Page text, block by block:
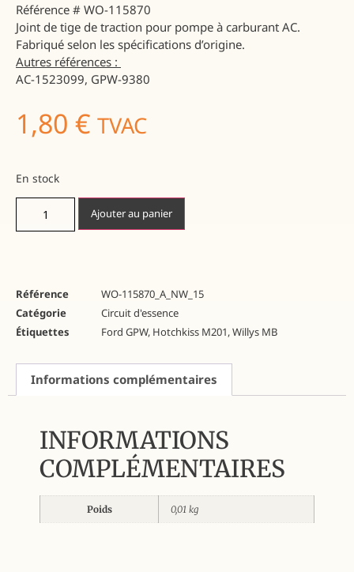
Référence # WO-115870
Joint de tige de traction pour pompe à carburant AC.
Fabriqué selon les spécifications d’origine.
Autres références :
AC-1523099, GPW-9380
1,80 € TVAC
En stock
Ajouter au panier
Référence
WO-115870_A_NW_15
Catégorie
Circuit d'essence
Étiquettes
Ford GPW, Hotchkiss M201,Willys MB
Informations complémentaires
INFORMATIONS
COMPLÉMENTAIRES
Poids 0,01 kg